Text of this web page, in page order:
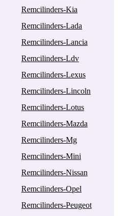
Remcilinders-Kia
Remcilinders-Lada
Remcilinders-Lancia
Remcilinders-Ldv
Remcilinders-Lexus
Remcilinders-Lincoln
Remcilinders-Lotus
Remcilinders-Mazda
Remcilinders-Mg
Remcilinders-Mini
Remcilinders-Nissan
Remcilinders-Opel
Remcilinders-Peugeot